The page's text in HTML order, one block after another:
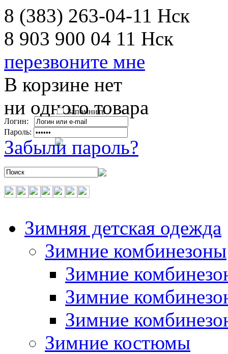
8 (383) 263-04-11 Нск
8 903 900 04 11 Нск
перезвоните мне
В корзине нет
ни одного товара
Запомнить
Логин:
Пароль:
Забыли пароль?
Зимняя детская одежда
Зимние комбинезоны
Зимние
Зимние
Зимние
Зимние костюмы